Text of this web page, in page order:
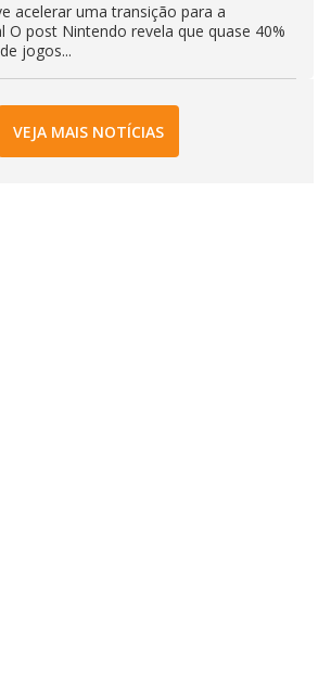
acelerar uma transição para a
O post Nintendo revela que quase 40%
jogos...
VEJA MAIS NOTÍCIAS